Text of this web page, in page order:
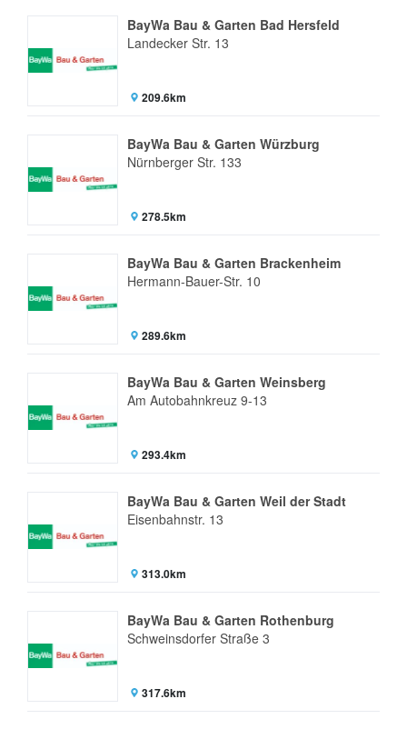
BayWa Bau & Garten Bad Hersfeld
Landecker Str. 13
209.6km
BayWa Bau & Garten Würzburg
Nürnberger Str. 133
278.5km
BayWa Bau & Garten Brackenheim
Hermann-Bauer-Str. 10
289.6km
BayWa Bau & Garten Weinsberg
Am Autobahnkreuz 9-13
293.4km
BayWa Bau & Garten Weil der Stadt
Eisenbahnstr. 13
313.0km
BayWa Bau & Garten Rothenburg
Schweinsdorfer Straße 3
317.6km